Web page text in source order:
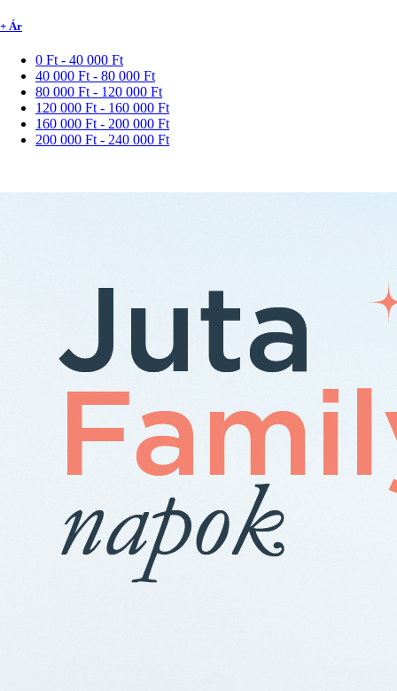
+ Ár
0 Ft - 40 000 Ft
40 000 Ft - 80 000 Ft
80 000 Ft - 120 000 Ft
120 000 Ft - 160 000 Ft
160 000 Ft - 200 000 Ft
200 000 Ft - 240 000 Ft